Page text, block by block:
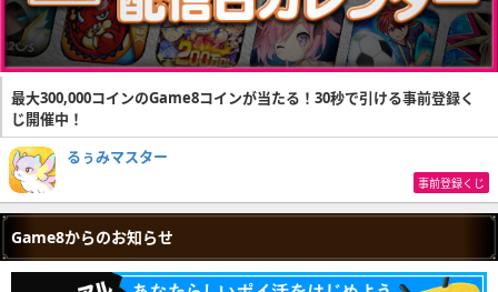
最大300,000コインのGame8コインが当たる！30秒で引ける事前登録く
じ開催中！
るぅみマスター
事前登録くじ
Game8からのお知らせ